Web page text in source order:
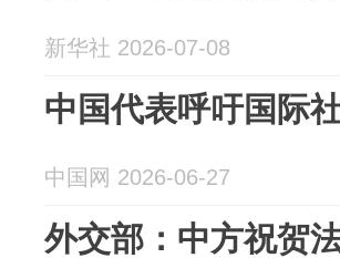
新华社 2026-07-08
中国代表呼吁国际
中国网 2026-06-27
外交部：中方祝贺